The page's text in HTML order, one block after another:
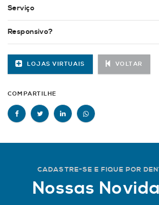
Serviço
Responsivo?
LOJAS VIRTUAIS VOLTAR
COMPARTILHE
CADASTRE-SE E FIQUE POR
Nossas